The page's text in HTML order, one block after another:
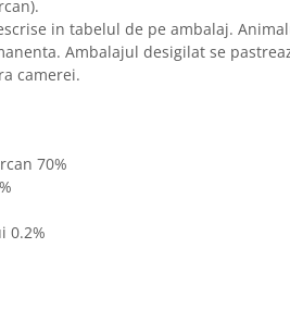
in tabelul de pe ambalaj.
Ambalajul desigilat se
camerei.
70%
0.2%